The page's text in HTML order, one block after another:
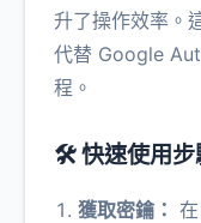
升了操作效率。
代替 Google
程。
🛠️ 快速使用步
獲取密鑰：